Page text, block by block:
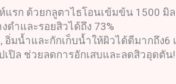
รก ด้วยกลูตาไธโอนเข้มข้น 1500 มิ
ดำและรอยสิวได้ถึง 73%
มน้ำและกักเก็บน้ำให้ผิวได้ดีมากถึง6
ปิล ช่วยลดการอักเสบและลดสิวอุดตัน!